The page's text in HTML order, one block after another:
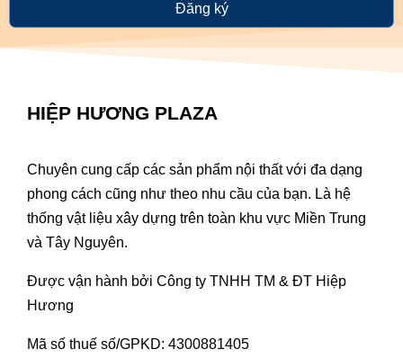
Đăng ký
HIỆP HƯƠNG PLAZA
Chuyên cung cấp các sản phẩm nội thất với đa dạng
phong cách cũng như theo nhu cầu của bạn. Là hệ
thống vật liệu xây dựng trên toàn khu vực Miền Trung
và Tây Nguyên.
Được vận hành bởi Công ty TNHH TM & ĐT Hiệp
Hương
Mã số thuế số/GPKD: 4300881405